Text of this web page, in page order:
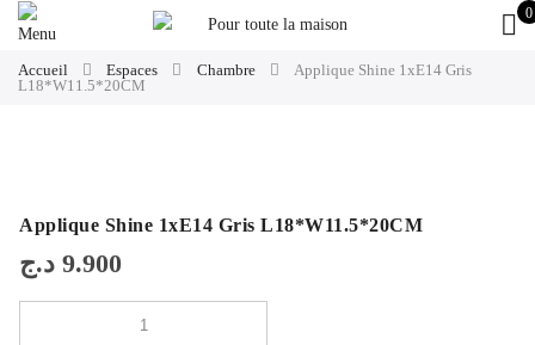
0
Accueil Espaces Chambre
Applique Shine 1xE14 Gris
L18*W11.5*20CM
Applique Shine 1xE14 Gris L18*W11.5*20CM
9.900 د.ج